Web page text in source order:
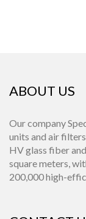
ABOUT US
Our company
units and air
HV glass fiber
square meters,
200,000 high-